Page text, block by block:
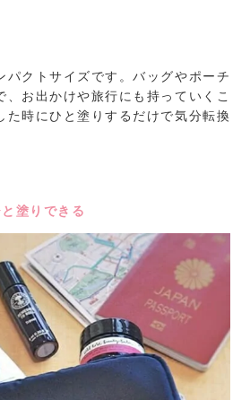
パクトサイズです。バッグやポーチ
、お出かけや旅行にも持っていくこ
た時にひと塗りするだけで気分転換
塗りできる